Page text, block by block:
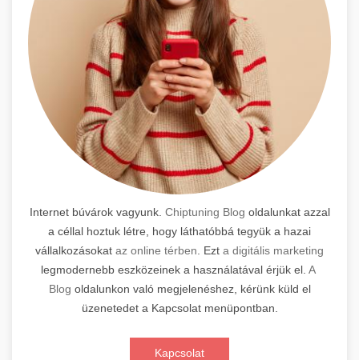
Internet búvárok vagyunk. Chiptuning Blog oldalunkat azzal
a céllal hoztuk létre, hogy láthatóbbá tegyük a hazai
vállalkozásokat az online térben . Ezt a digitális marketing
legmodernebb eszközeinek a használatával érjük el. A
Blog oldalunkon való megjelenéshez, kérünk küld el
üzenetedet a Kapcsolat menüpontban.
Kapcsolat